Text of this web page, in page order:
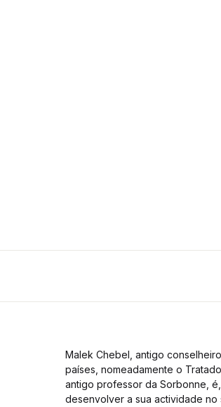
Malek Chebel, antigo
países, nomeadamente o
antigo professor da Sorbonne,
desenvolver a sua actividade